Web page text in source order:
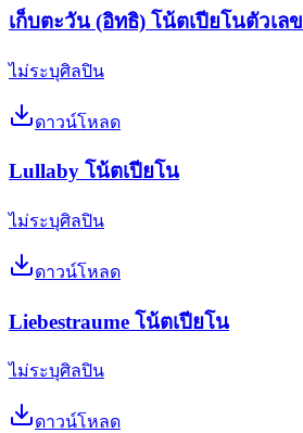
เก็บตะวัน (อิทธิ) โน้ตเปียโนตัวเลข
ไม่ระบุศิลปิน
ดาวน์โหลด
Lullaby โน้ตเปียโน
ไม่ระบุศิลปิน
ดาวน์โหลด
Liebestraume โน้ตเปียโน
ไม่ระบุศิลปิน
ดาวน์โหลด